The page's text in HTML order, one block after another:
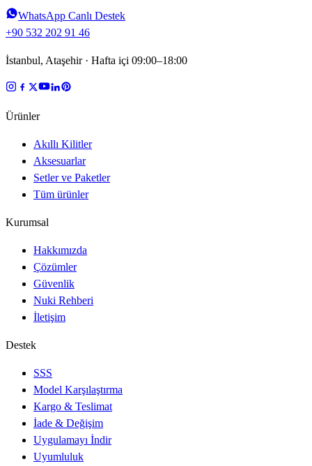
WhatsApp Canlı Destek
+90 532 202 91 46
İstanbul, Ataşehir · Hafta içi 09:00–18:00
Ürünler
Akıllı Kilitler
Aksesuarlar
Setler ve Paketler
Tüm ürünler
Kurumsal
Hakkımızda
Çözümler
Güvenlik
Nuki Rehberi
İletişim
Destek
SSS
Model Karşılaştırma
Kargo & Teslimat
İade & Değişim
Uygulamayı İndir
Uyumluluk